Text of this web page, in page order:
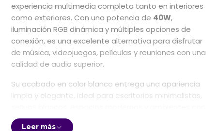
experiencia multimedia completa tanto en interiores
como exteriores. Con una potencia de 40W,
iluminación RGB dinámica y múltiples opciones de
conexión, es una excelente alternativa para disfrutar
de música, videojuegos, películas y reuniones con una
calidad de audio superior.
Su acabado en color blanco entrega una apariencia
limpia y elegante, ideal para escritorios minimalistas,
iluminación RGB.
Leer más